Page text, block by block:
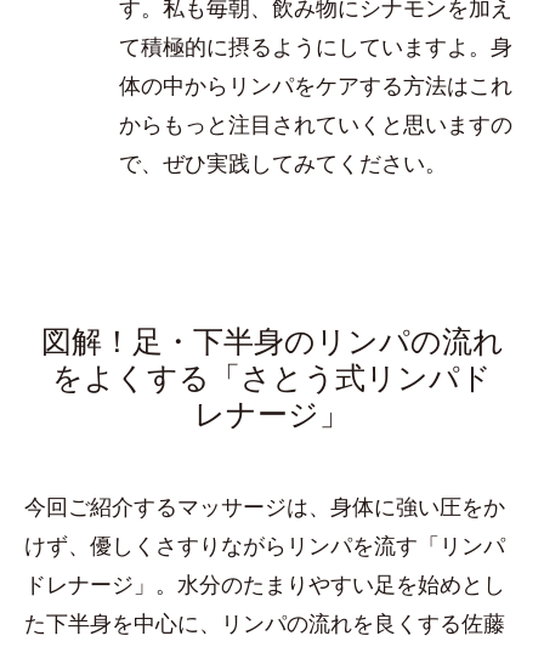
す。私も毎朝、飲み物にシナモンを加え
て積極的に摂るようにしていますよ。身
体の中からリンパをケアする方法はこれ
からもっと注目されていくと思いますの
で、ぜひ実践してみてください。
図解！足・下半身のリンパの流れ
をよくする「さとう式リンパド
レナージ」
今回ご紹介するマッサージは、身体に強い圧をか
けず、優しくさすりながらリンパを流す「リンパ
ドレナージ」。水分のたまりやすい足を始めとし
た下半身を中心に、リンパの流れを良くする佐藤